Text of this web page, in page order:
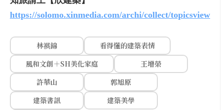
https://solomo.xinmedia.com/archi/collect/topicsview
林祺錦
看得懂的建築表情
風和文創＋SH美化家庭
王增榮
許華山
郭旭原
建築書訊
建築美學